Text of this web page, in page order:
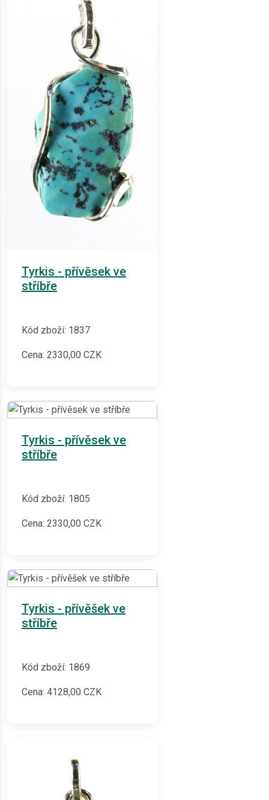
Tyrkis - přívěsek ve
stříbře
Kód zboží: 1837
Cena: 2330,00 CZK
Tyrkis - přívěsek ve
stříbře
Kód zboží: 1805
Cena: 2330,00 CZK
Tyrkis - přívěšek ve
stříbře
Kód zboží: 1869
Cena: 4128,00 CZK